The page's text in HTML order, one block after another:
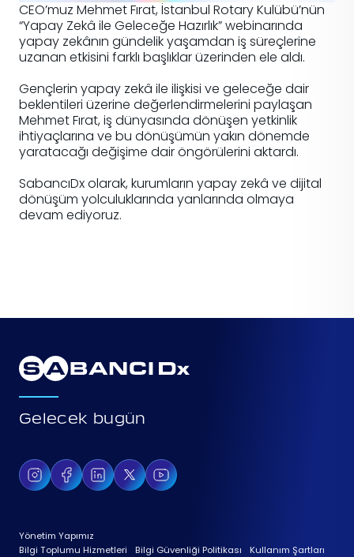
CEO’muz Mehmet Fırat, İstanbul Rotary Kulübü’nün
“Yapay Zekâ ile Geleceğe Hazırlık” webinarında
yapay zekânın gündelik yaşamdan iş süreçlerine
uzanan etkisini farklı başlıklar üzerinden ele aldı.
Gençlerin yapay zekâ ile ilişkisi ve geleceğe dair
beklentileri üzerine değerlendirmelerini paylaşan
Mehmet Fırat, iş dünyasında dönüşen yetkinlik
ihtiyaçlarına ve bu dönüşümün yakın dönemde
yaratacağı değişime dair öngörülerini aktardı.
SabancıDx olarak, kurumların yapay zekâ ve dijital
dönüşüm yolculuklarında yanlarında olmaya
devam ediyoruz.
Gelecek bugün
Bilgi Toplumu Hizmetleri Bilgi Güvenliği Politikası Kullanım Şartları
Yönetim Yapımız